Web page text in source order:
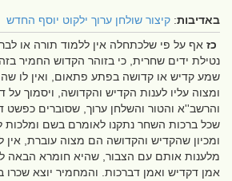
באדיבות: קיצור שולחן ערוך ילקוט יוסף החדש
כז אף על פי שלכתחלה אין ללמוד תורה או
נטילת ידים שחרית, כי בזוהר הקדוש החמיר
שמע קדיש או קדושה בפתע פתאום, ואין לו
ומצוה עליו לענות הקדיש והקדושה, ויסמוך
והרשב''א והטור והשלחן ערוך, שסוברים כפשט
שכל ברכות השחר נתקנו לאומרם בשם ומלכות
ומכיון שהקדיש והקדושה הם מצוה עוברת, אין
מלענות אותם עם הצבור, שהיא חומרא הבאה
אמן דקדיש ואמן דברכות. והמחמיר יוצא שכרו